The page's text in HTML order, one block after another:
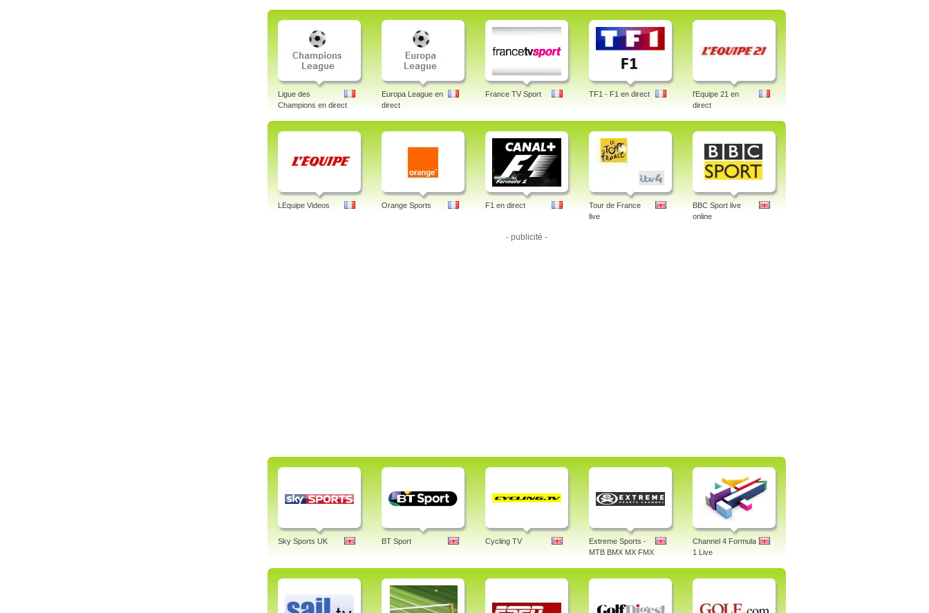
Author: Jens Borghardt
Linked-in
Ligue des
Champions en direct
Europa League en
direct
France TV Sport TF1 - F1 en direct
l'Equipe 21 en
direct
LEquipe Videos Orange Sports F1 en direct
Tour de France
live
BBC Sport live
online
- publicité -
Sky Sports UK BT Sport Cycling TV
Extreme Sports -
MTB BMX MX FMX
Channel 4 Formula
1 Live